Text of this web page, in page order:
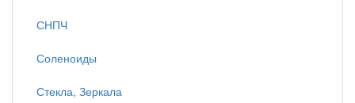
СНПЧ
Соленоиды
Стекла, Зеркала